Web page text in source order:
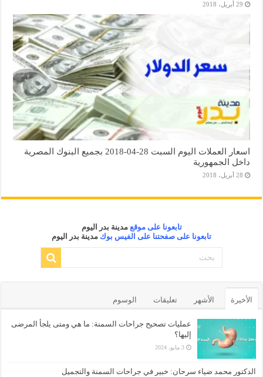
29 أبريل، 2018
اسعار العملات اليوم السبت 28-04-2018 بجميع البنوك المصرية
داخل الجمهورية
28 أبريل، 2018
تابعونا على موقع مدينة بدر اليوم
تابعونا على صفحتنا على الفيس بوك مدينة بدر اليوم
الأخيرة الأشهر تعليقات الوسوم
عمليات تصحيح جراحات السمنة: ما هي ومتى يلجأ المرضى
إليها؟
3 مايو، 2024
الدكتور محمد ضياء سرحان: خبير في جراحات السمنة والتجميل